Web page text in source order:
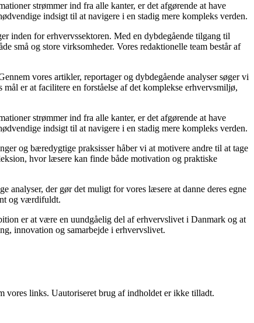
strømmer ind fra alle kanter, er det afgørende at have
indsigt til at navigere i en stadig mere kompleks verden.
inden for erhvervssektoren. Med en dybdegående tilgang til
og store virksomheder. Vores redaktionelle team består af
vores artikler, reportager og dybdegående analyser søger vi
er at facilitere en forståelse af det komplekse erhvervsmiljø,
strømmer ind fra alle kanter, er det afgørende at have
indsigt til at navigere i en stadig mere kompleks verden.
og bæredygtige praksisser håber vi at motivere andre til at tage
hvor læsere kan finde både motivation og praktiske
analyser, der gør det muligt for vores læsere at danne deres egne
og værdifuldt.
er at være en uundgåelig del af erhvervslivet i Danmark og at
innovation og samarbejde i erhvervslivet.
vores links. Uautoriseret brug af indholdet er ikke tilladt.